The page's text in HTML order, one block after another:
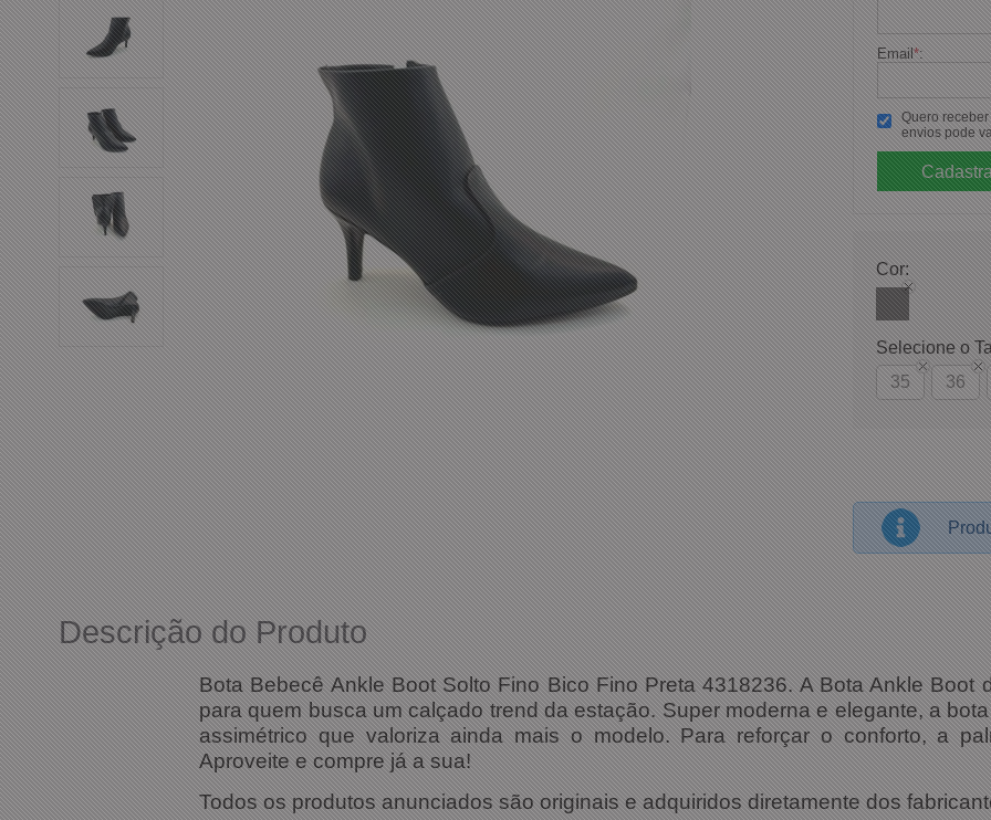
Email*:
Quero
envios pode
Cor:
Selecione o
35
36
Descrição do Produto
Bota Bebecê Ankle Boot Solto Fino Bico Fino Preta 4318236. A Bota Ankle Boot
para quem busca um calçado trend da estação. Super moderna e elegante, a
assimétrico que valoriza ainda mais o modelo. Para reforçar o conforto, a
Aproveite e compre já a sua!
Todos os produtos anunciados são originais e adquiridos diretamente dos